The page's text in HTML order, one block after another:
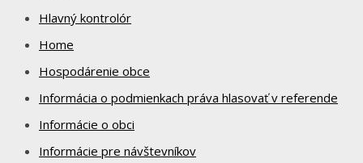
Hlavný kontrolór
Home
Hospodárenie obce
Informácia o podmienkach práva hlasovať v referende
Informácie o obci
Informácie pre návštevníkov